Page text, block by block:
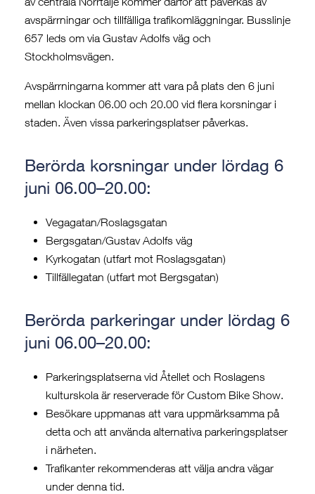
avspärrningar och tillfälliga trafikomläggningar. Busslinje
657 leds om via Gustav Adolfs väg och
Stockholmsvägen.
Avspärrningarna kommer att vara på plats den 6 juni
mellan klockan 06.00 och 20.00 vid flera korsningar i
staden. Även vissa parkeringsplatser påverkas.
Berörda korsningar under lördag 6
juni 06.00–20.00:
Vegagatan/Roslagsgatan
Bergsgatan/Gustav Adolfs väg
Kyrkogatan (utfart mot Roslagsgatan)
Tillfällegatan (utfart mot Bergsgatan)
Berörda parkeringar under lördag 6
juni 06.00–20.00:
Parkeringsplatserna vid Åtellet och Roslagens
kulturskola är reserverade för Custom Bike Show.
Besökare uppmanas att vara uppmärksamma på
detta och att använda alternativa parkeringsplatser
i närheten.
Trafikanter rekommenderas att välja andra vägar
under denna tid.